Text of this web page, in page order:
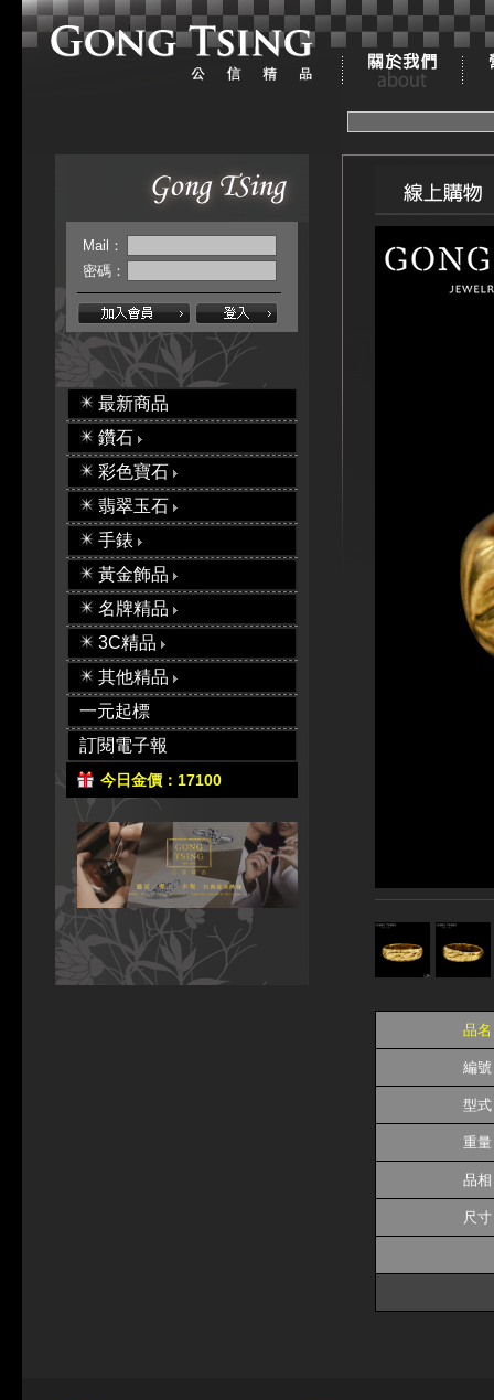
Mail：
密碼：
最新商品
鑽石
彩色寶石
翡翠玉石
手錶
黃金飾品
名牌精品
3C精品
其他精品
一元起標
訂閱電子報
今日金價：17100
品名
編號
型式
重量
品相
尺寸